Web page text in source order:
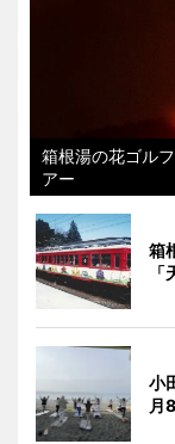
箱根湯の花ゴル
アー
箱
小
月